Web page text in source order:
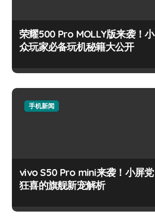
荣耀500 Pro MOLLY版来袭！小
众玩家必备玩机秘籍大公开
手机新闻
vivo S50 Pro mini来袭！小屏党
狂喜的旗舰新宠解析